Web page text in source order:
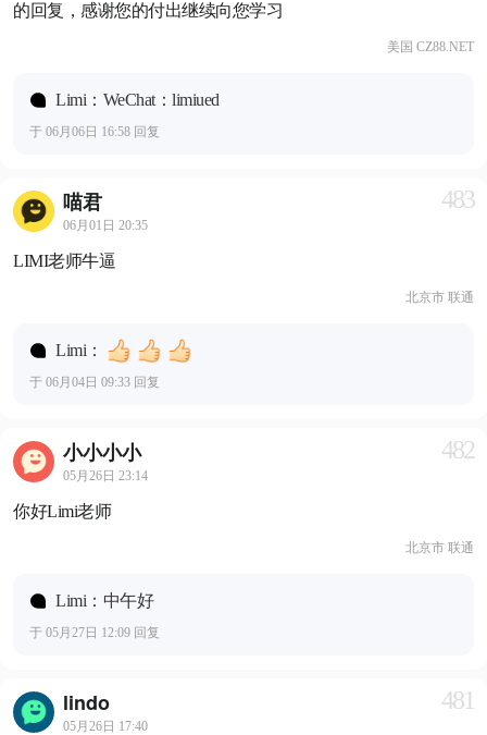
的回复，感谢您的付出继续向您学习
美国 CZ88.NET
Limi：WeChat：limiued
于 06月06日 16:58 回复
喵君
06月01日 20:35
483
LIMI老师牛逼
北京市 联通
Limi：
于 06月04日 09:33 回复
小小小小
05月26日 23:14
482
你好Limi老师
北京市 联通
Limi：中午好
于 05月27日 12:09 回复
lindo
05月26日 17:40
481